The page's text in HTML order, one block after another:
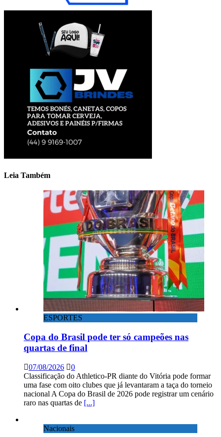
Leia Também
ESPORTES
Copa do Brasil pode ter só campeões nas
quartas de final
07/08/2026
0
Classificação do Athletico-PR diante do Vitória pode formar
uma fase com oito clubes que já levantaram a taça do torneio
nacional A Copa do Brasil de 2026 pode registrar um cenário
raro nas quartas de [...]
Nacionais